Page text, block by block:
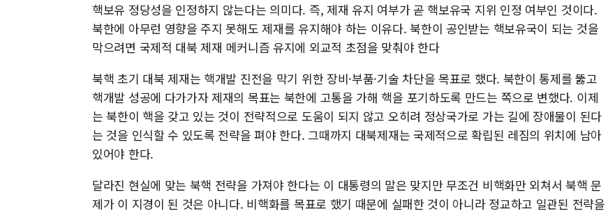
핵보유 정당성을 인정하지 않는다는 의미다. 즉, 제재 유지 여부가 곧 핵보유국 지위 인정 여부인 것이다.
북한에 아무런 영향을 주지 못해도 제재를 유지해야 하는 이유다. 북한이 공인받는 핵보유국이 되는 것을
막으려면 국제적 대북 제재 메커니즘 유지에 외교적 초점을 맞춰야 한다
북핵 초기 대북 제재는 핵개발 진전을 막기 위한 장비·부품·기술 차단을 목표로 했다. 북한이 통제를 뚫고
핵개발 성공에 다가가자 제재의 목표는 북한에 고통을 가해 핵을 포기하도록 만드는 쪽으로 변했다. 이제
는 북한이 핵을 갖고 있는 것이 전략적으로 도움이 되지 않고 오히려 정상국가로 가는 길에 장애물이 된다
는 것을 인식할 수 있도록 전략을 펴야 한다. 그때까지 대북제재는 국제적으로 확립된 레짐의 위치에 남아
있어야 한다.
달라진 현실에 맞는 북핵 전략을 가져야 한다는 이 대통령의 말은 맞지만 무조건 비핵화만 외쳐서 북핵 문
제가 이 지경이 된 것은 아니다. 비핵화를 목표로 했기 때문에 실패한 것이 아니라 정교하고 일관된 전략을